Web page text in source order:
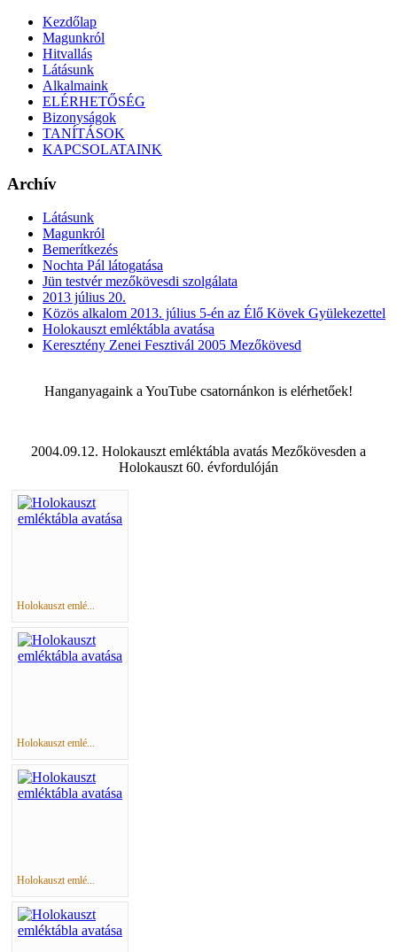
Kezdőlap
Magunkról
Hitvallás
Látásunk
Alkalmaink
ELÉRHETŐSÉG
Bizonyságok
TANÍTÁSOK
KAPCSOLATAINK
Archív
Látásunk
Magunkról
Bemerítkezés
Nochta Pál látogatása
Jün testvér mezőkövesdi szolgálata
2013 július 20.
Közös alkalom 2013. július 5-én az Élő Kövek Gyülekezettel
Holokauszt emléktábla avatása
Keresztény Zenei Fesztivál 2005 Mezőkövesd
Hanganyagaink a YouTube csatornánkon is elérhetőek!
2004.09.12. Holokauszt emléktábla avatás Mezőkövesden a
Holokauszt 60. évfordulóján
Holokauszt emlé...
Holokauszt emlé...
Holokauszt emlé...